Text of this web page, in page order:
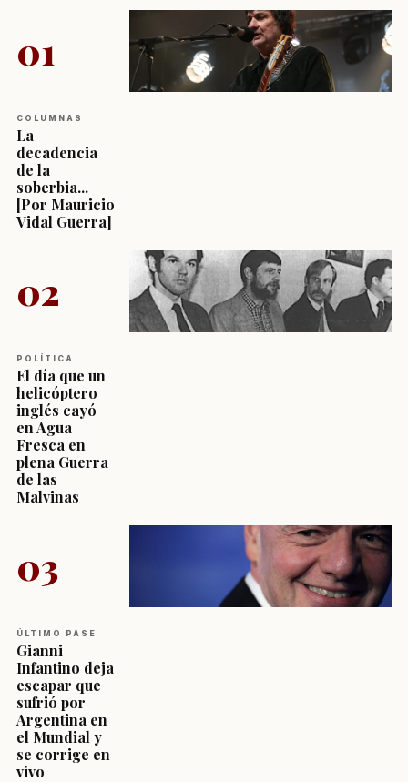
01
COLUMNAS
La
decadencia
de la
soberbia...
[Por Mauricio
Vidal Guerra]
02
POLÍTICA
El día que un
helicóptero
inglés cayó
en Agua
Fresca en
plena Guerra
de las
Malvinas
03
ÚLTIMO PASE
Gianni
Infantino deja
escapar que
sufrió por
Argentina en
el Mundial y
se corrige en
vivo